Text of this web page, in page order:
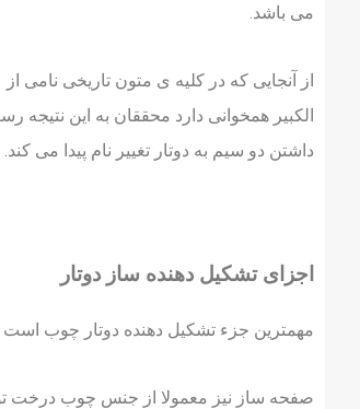
می باشد.
از آنجایی که در کلیه ی متون تاریخی نامی
الکبیر همخوانی دارد محققان به این نتیجه
داشتن دو سیم به دوتار تغییر نام پیدا می کند.
اجزای تشکیل دهنده ساز دوتار
مهمترین جزء تشکیل دهنده دوتار چوب
صفحه ساز نیز معمولا از جنس چوب